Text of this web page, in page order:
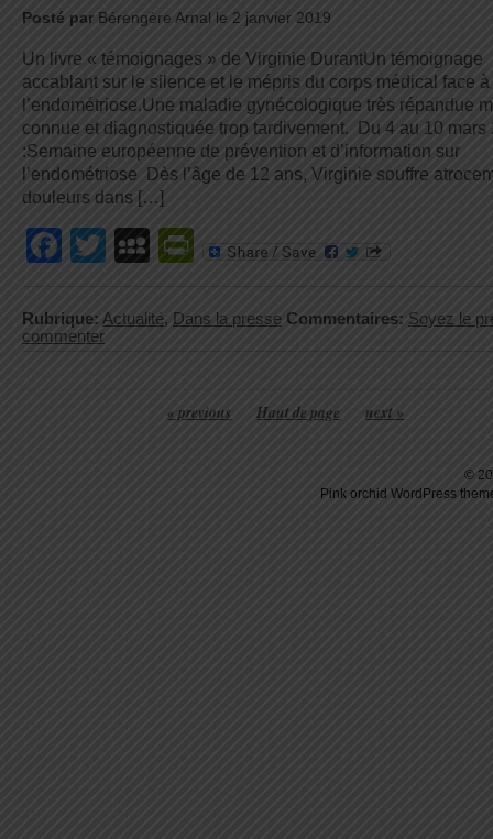
Posté par Bérengère Arnal le 2 janvier 2019
Un livre « témoignages » de Virginie DurantUn témoignage
accablant sur le silence et le mépris du corps médical face à
l’endométriose.Une maladie gynécologique très répandue
connue et diagnostiquée trop tardivement. Du 4 au 10 mars
:Semaine européenne de prévention et d’information sur
l’endométriose Dès l’âge de 12 ans, Virginie souffre
douleurs dans […]
Facebook
TwitterMySpace
PrintFriendly
Rubrique: Actualité, Dans la presse Commentaires: Soyez le
commenter
« previous Haut de page next »
©
Pink orchid WordPress